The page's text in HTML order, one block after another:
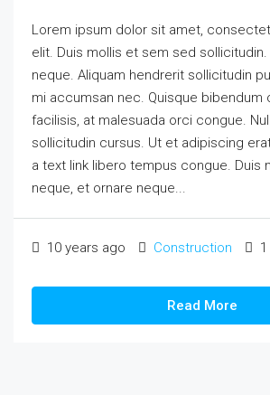
Lorem ipsum dolor sit amet,
elit. Duis mollis et sem sed
neque. Aliquam hendrerit sollicitudin
mi accumsan nec. Quisque bibendum
facilisis, at malesuada orci congue.
sollicitudin cursus. Ut et adipiscing
a text link libero tempus congue. Duis
neque, et ornare neque...
10 years ago Construction 1
Read More